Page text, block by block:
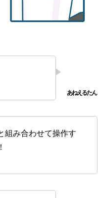
組み合わせて操作す